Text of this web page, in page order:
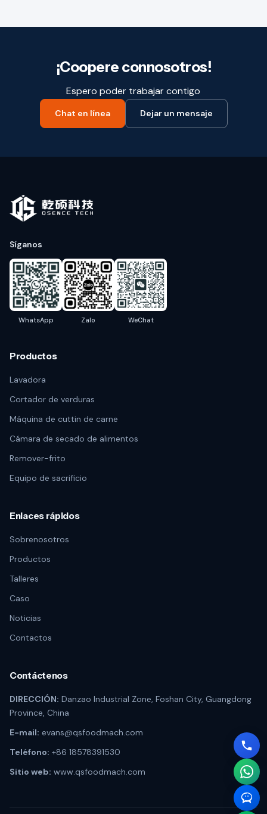
¡Coopere connosotros!
Espero poder trabajar contigo
Chat en línea Dejar un mensaje
Síganos
WhatsApp Zalo WeChat
Productos
Lavadora
Cortador de verduras
Máquina de cuttin de carne
Cámara de secado de alimentos
Remover-frito
Equipo de sacrificio
Enlaces rápidos
Sobrenosotros
Productos
Talleres
Caso
Noticias
Contactos
Contáctenos
DIRECCIÓN: Danzao Industrial Zone, Foshan City, Guangdong
Province, China
E-mail: evans@qsfoodmach.com
Teléfono: +86 18578391530
Sitio web: www.qsfoodmach.com